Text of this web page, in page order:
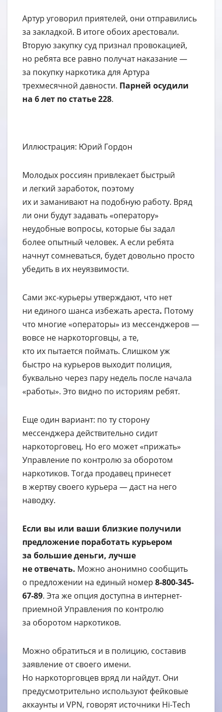
Артур уговорил приятелей, они отправились
за закладкой. В итоге обоих арестовали.
Вторую закупку суд признал провокацией,
но ребята все равно получат наказание —
за покупку наркотика для Артура
трехмесячной давности. Парней осудили
на 6 лет по статье 228.
Иллюстрация: Юрий Гордон
Молодых россиян привлекает быстрый
и легкий заработок, поэтому
их и заманивают на подобную работу. Вряд
ли они будут задавать «оператору»
неудобные вопросы, которые бы задал
более опытный человек. А если ребята
начнут сомневаться, будет довольно просто
убедить в их неуязвимости.
Сами экс-курьеры утверждают, что нет
ни единого шанса избежать ареста. Потому
что многие «операторы» из мессенджеров —
вовсе не наркоторговцы, а те,
кто их пытается поймать. Слишком уж
быстро на курьеров выходит полиция,
буквально через пару недель после начала
«работы». Это видно по историям ребят.
Еще один вариант: по ту сторону
мессенджера действительно сидит
наркоторговец. Но его может «прижать»
Управление по контролю за оборотом
наркотиков. Тогда продавец принесет
в жертву своего курьера — даст на него
наводку.
Если вы или ваши близкие получили
предложение поработать курьером
за большие деньги, лучше
не отвечать. Можно анонимно сообщить
о предложении на единый номер 8-800-345-
67-89. Эта же опция доступна в интернет-
приемной Управления по контролю
за оборотом наркотиков.
Можно обратиться и в полицию, составив
заявление от своего имени.
Но наркоторговцев вряд ли найдут. Они
предусмотрительно используют фейковые
аккаунты и VPN, говорят источники Hi-Tech